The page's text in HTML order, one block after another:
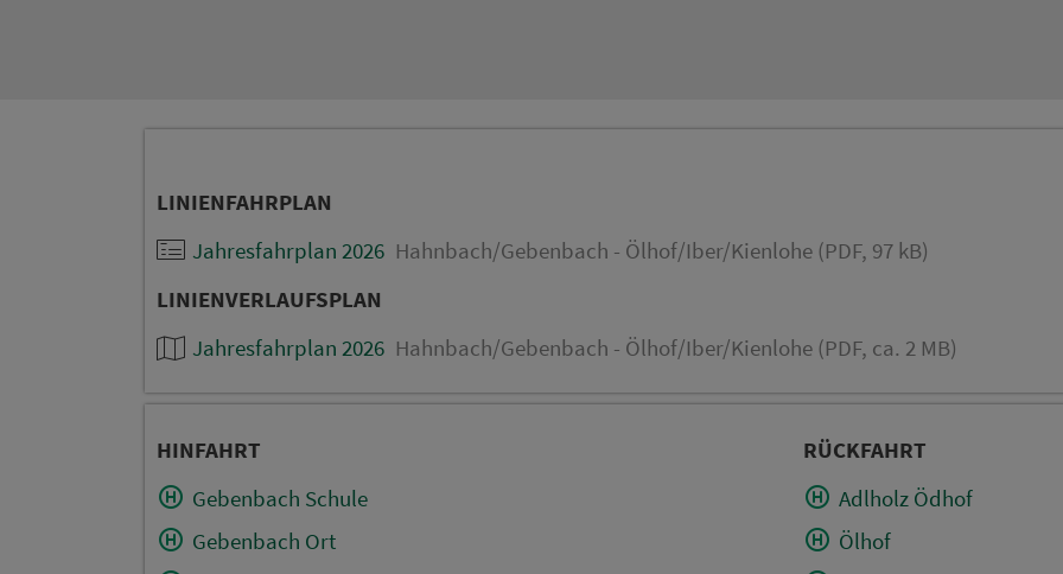
LINIENFAHRPLAN
Jahresfahrplan 2026 Hahnbach/Gebenbach - Ölhof/Iber/Kienlohe (PDF, 97 kB)
LINIENVERLAUFSPLAN
Jahresfahrplan 2026 Hahnbach/Gebenbach - Ölhof/Iber/Kienlohe (PDF, ca. 2 MB)
HINFAHRT
Gebenbach Schule
Gebenbach Ort
RÜCKFAHRT
Adlholz Ödhof
Ölhof